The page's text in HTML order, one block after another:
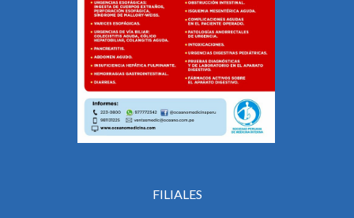
FILIALES